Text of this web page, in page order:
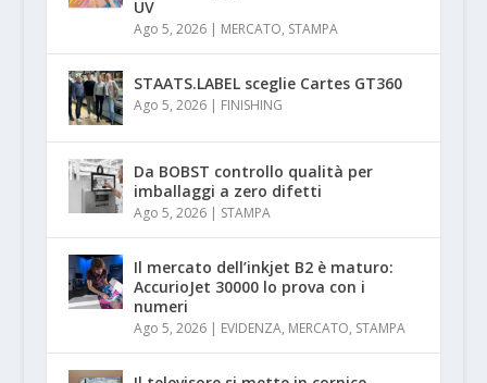
UV
Ago 5, 2026| MERCATO, STAMPA
STAATS.LABEL sceglie Cartes GT360
Ago 5, 2026| FINISHING
Da BOBST controllo qualità per
imballaggi a zero difetti
Ago 5, 2026| STAMPA
Il mercato dell’inkjet B2 è maturo:
AccurioJet 30000 lo prova con i
numeri
Ago 5, 2026| EVIDENZA, MERCATO, STAMPA